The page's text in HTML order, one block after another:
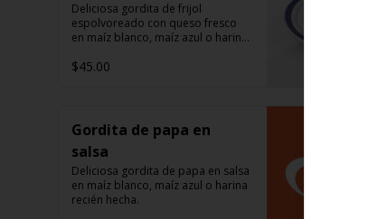
Deliciosa gordita de frijol
espolvoreado con queso fresco
en maíz blanco, maíz azul o harina
$45.00
Gordita de papa en
salsa
Deliciosa gordita de papa en salsa
en maíz blanco, maíz azul o harina
recién hecha.